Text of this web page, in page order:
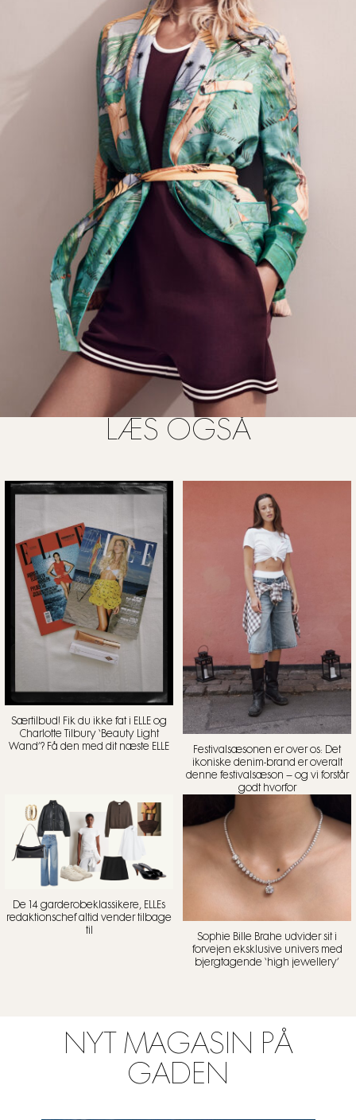
FOTO: HM
LÆS OGSÅ
Særtilbud! Fik du ikke fat i ELLE og
Charlotte Tilbury ‘Beauty Light
Wand’? Få den med dit næste ELLE
Festivalsæsonen er over os: Det
ikoniske denim-brand er overalt
denne festivalsæson – og vi forstår
godt hvorfor
De 14 garderobeklassikere, ELLEs
redaktionschef altid vender tilbage
til
Sophie Bille Brahe udvider sit i
forvejen eksklusive univers med
bjergtagende ‘high jewellery’
NYT MAGASIN PÅ
GADEN